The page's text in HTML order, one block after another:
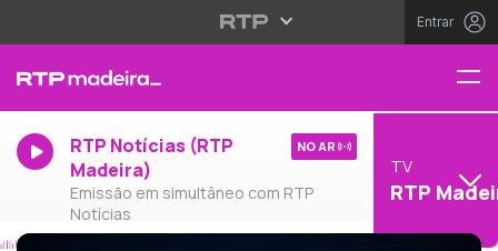
Entrar
RTP Notícias (RTP
Madeira)
Emissão em simultâneo com RTP
Notícias
NO AR
TV
RTP